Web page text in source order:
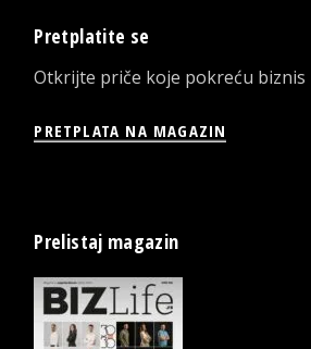
Pretplatite se
Otkrijte priče koje pokreću biznis
PRETPLATA NA MAGAZIN
Prelistaj magazin